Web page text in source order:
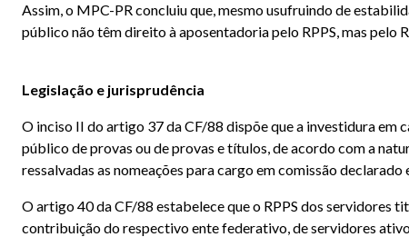
Assim, o MPC-PR concluiu que, mesmo usufruindo de
público não têm direito à aposentadoria pelo RPPS, mas pelo
Legislação e jurisprudência
O inciso II do artigo 37 da CF/88 dispõe que a investidura em
público de provas ou de provas e títulos, de acordo com a
ressalvadas as nomeações para cargo em comissão declarado
O artigo 40 da CF/88 estabelece que o RPPS dos
contribuição do respectivo ente federativo, de servidores